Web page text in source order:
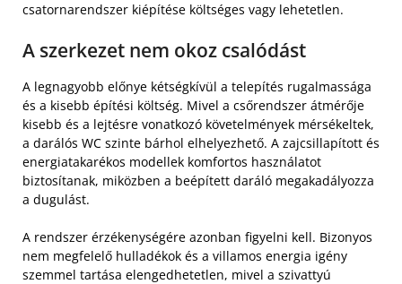
csatornarendszer kiépítése költséges vagy lehetetlen.
A szerkezet nem okoz csalódást
A legnagyobb előnye kétségkívül a telepítés rugalmassága
és a kisebb építési költség. Mivel a csőrendszer átmérője
kisebb és a lejtésre vonatkozó követelmények mérsékeltek,
a darálós WC szinte bárhol elhelyezhető. A zajcsillapított és
energiatakarékos modellek komfortos használatot
biztosítanak, miközben a beépített daráló megakadályozza
a dugulást.
A rendszer érzékenységére azonban figyelni kell. Bizonyos
nem megfelelő hulladékok és a villamos energia igény
szemmel tartása elengedhetetlen, mivel a szivattyú